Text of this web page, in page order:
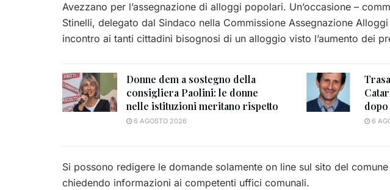
Avezzano per l’assegnazione di alloggi popolari. Un’occasione –
Stinelli, delegato dal Sindaco nella Commissione Assegnazione
incontro ai tanti cittadini bisognosi di un alloggio visto l’aumento dei
Donne dem a sostegno della
consigliera Paolini: le donne
nelle istituzioni meritano rispetto
6 AGOSTO 2026 6
Si possono redigere le domande solamente on line sul sito del
chiedendo informazioni ai competenti uffici comunali.